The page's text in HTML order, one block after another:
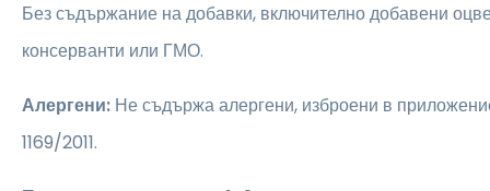
Без съдържание на добавки, включително добавени
консерванти или ГМО.
Алергени: Не съдържа алергени, изброени в
1169/2011.